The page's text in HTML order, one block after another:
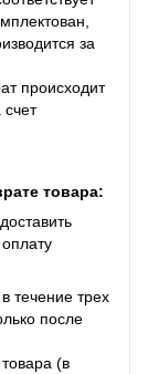
за
происходит
счет
товара:
течение трех
после
(в